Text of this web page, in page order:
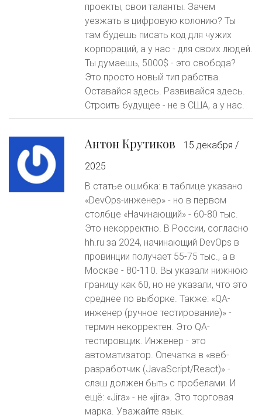
проекты, свои таланты. Зачем
уезжать в цифровую колонию? Ты
там будешь писать код для чужих
корпораций, а у нас - для своих людей.
Ты думаешь, 5000$ - это свобода?
Это просто новый тип рабства.
Оставайся здесь. Развивайся здесь.
Строить будущее - не в США, а у нас.
Антон Крутиков
15 декабря /
2025
В статье ошибка: в таблице указано
«DevOps-инженер» - но в первом
столбце «Начинающий» - 60-80 тыс.
Это некорректно. В России, согласно
hh.ru за 2024, начинающий DevOps в
провинции получает 55-75 тыс., а в
Москве - 80-110. Вы указали нижнюю
границу как 60, но не указали, что это
среднее по выборке. Также: «QA-
инженер (ручное тестирование)» -
термин некорректен. Это QA-
тестировщик. Инженер - это
автоматизатор. Опечатка в «веб-
разработчик (JavaScript/React)» -
слэш должен быть с пробелами. И
ещё: «Jira» - не «jira». Это торговая
марка. Уважайте язык.